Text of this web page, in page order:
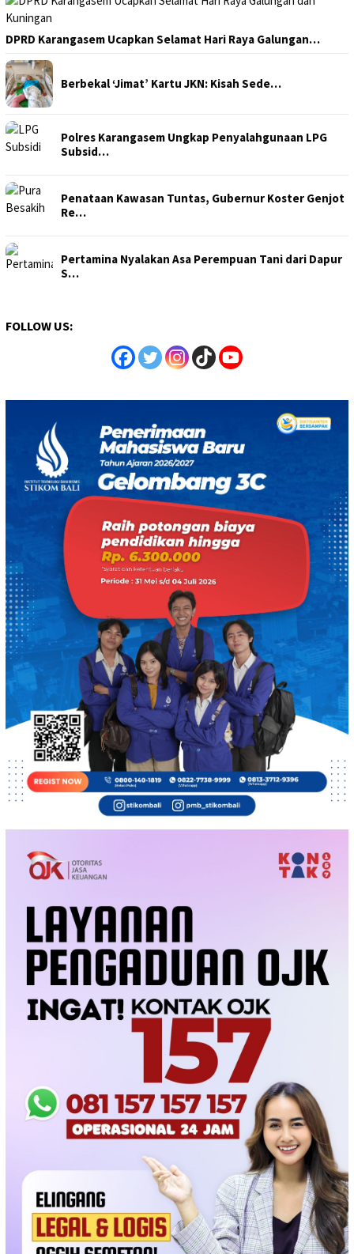
DPRD Karangasem Ucapkan Selamat Hari Raya Galungan…
Berbekal ‘Jimat’ Kartu JKN: Kisah Sede…
Polres Karangasem Ungkap Penyalahgunaan LPG
Subsid…
Penataan Kawasan Tuntas, Gubernur Koster Genjot
Re…
Pertamina Nyalakan Asa Perempuan Tani dari Dapur
S…
FOLLOW US: